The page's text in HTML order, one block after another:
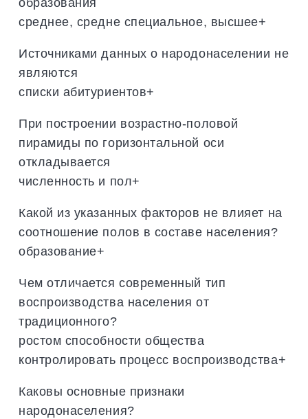
среднее, средне специальное, высшее+
Источниками данных о народонаселении не
являются
списки абитуриентов+
При построении возрастно-половой
пирамиды по горизонтальной оси
откладывается
численность и пол+
Какой из указанных факторов не влияет на
соотношение полов в составе населения?
образование+
Чем отличается современный тип
воспроизводства населения от
традиционного?
ростом способности общества
контролировать процесс воспроизводства+
Каковы основные признаки
народонаселения?